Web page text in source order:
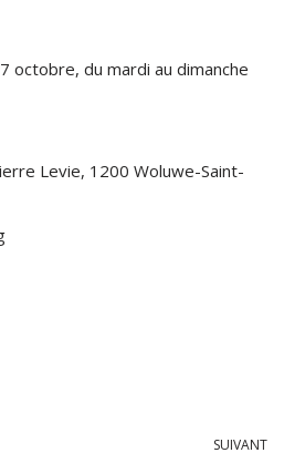
octobre, du mardi au dimanche
Levie, 1200 Woluwe-Saint-
SUIVANT